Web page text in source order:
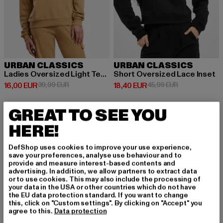
URBAN CLASSICS
Ladies Oversized Light Terry
16,00 EUR
Prix courant: 16,00 EUR
39,99 EURPrix en promotion: 39,99 EUR
URBAN CLASSICS
Short Oversized Lace Inset
18,40 EUR
Prix courant: 18,40 EUR
45,99 EURPrix en
-15%
GREAT TO SEE YOU
HERE!
DefShop uses cookies to improve your use experience,
save your preferences, analyse use behaviour and to
provide and measure interest-based contents and
advertising. In addition, we allow partners to extract data
or to use cookies. This may also include the processing of
your data in the USA or other countries which do not have
the EU data protection standard. If you want to change
this, click on "Custom settings". By clicking on "Accept" you
agree to this. Data protection